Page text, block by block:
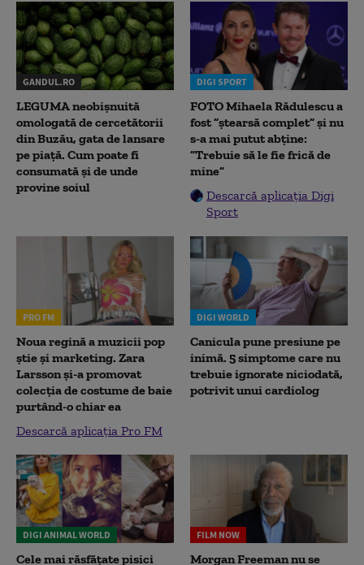
GANDUL.RO
LEGUMA neobișnuită
omologată de cercetătorii
din Buzău, gata de lansare
pe piață. Cum poate fi
consumată și de unde
provine soiul
DIGI SPORT
FOTO Mihaela Rădulescu a
fost ”ștearsă complet” și nu
s-a mai putut abține:
”Trebuie să le fie frică de
mine”
Descarcă aplicația Digi
Sport
PRO FM
Noua regină a muzicii pop
știe și marketing. Zara
Larsson și-a promovat
colecția de costume de baie
purtând-o chiar ea
Descarcă aplicația Pro FM
DIGI WORLD
Canicula pune presiune pe
inimă. 5 simptome care nu
trebuie ignorate niciodată,
potrivit unui cardiolog
DIGI ANIMAL WORLD
Cele mai răsfățate pisici
FILM NOW
Morgan Freeman nu se